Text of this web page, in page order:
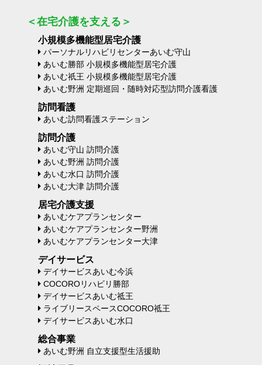
＜在宅介護を支える＞
小規模多機能型居宅介護
パーソナルリハビリセンターあいむ守山
あいむ勝部 小規模多機能型居宅介護
あいむ祇王 小規模多機能型居宅介護
あいむ野洲 定期巡回・随時対応型訪問介護看護
訪問看護
あいむ訪問看護ステーション
訪問介護
あいむ守山 訪問介護
あいむ野洲 訪問介護
あいむ水口 訪問介護
あいむ大津 訪問介護
居宅介護支援
あいむケアプランセンター
あいむケアプランセンター野洲
あいむケアプランセンター大津
デイサービス
デイサービスあいむ今浜
COCOROリハビリ勝部
デイサービスあいむ祗王
ライブリースペースCOCORO祗王
デイサービスあいむ水口
総合事業
あいむ野洲 自立支援型生活援助